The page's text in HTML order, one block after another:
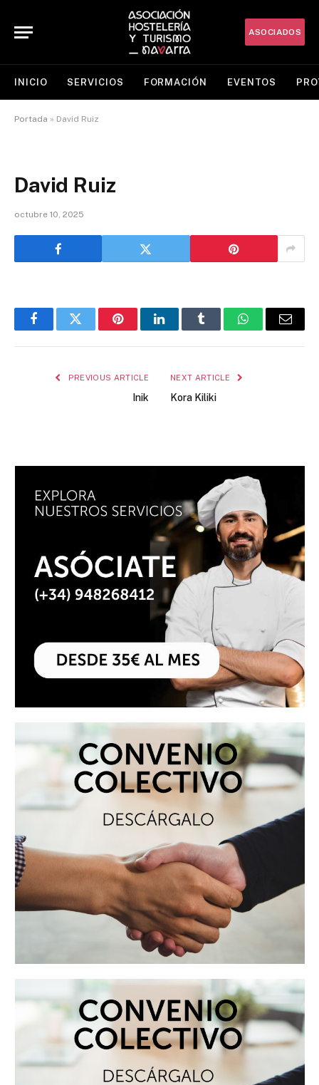
ASOCIADOS
INICIO SERVICIOS FORMACIÓN EVENTOS
Portada » David Ruiz
David Ruiz
octubre 10, 2025
FacebookTwitter PinterestLinkedInTumblr WhatsAppEmail
PREVIOUS ARTICLE
Inik
NEXT ARTICLE
Kora Kiliki